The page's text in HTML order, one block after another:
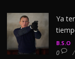
Ya
B.S.O
0 /